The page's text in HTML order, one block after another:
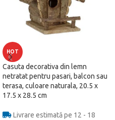
HOT
Casuta decorativa din lemn
netratat pentru pasari, balcon sau
terasa, culoare naturala, 20.5 x
17.5 x 28.5 cm
Livrare estimată pe 12 - 18